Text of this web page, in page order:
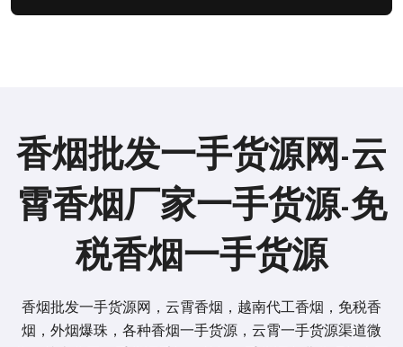
香烟批发一手货源网-云
霄香烟厂家一手货源-免
税香烟一手货源
香烟批发一手货源网，云霄香烟，越南代工香烟，免税香
烟，外烟爆珠，各种香烟一手货源，云霄一手货源渠道微